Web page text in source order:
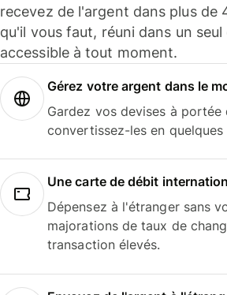
recevez de l'argent dans plus de
qu'il vous faut, réuni dans un
accessible à tout moment.
Gérez votre argent dans le
Gardez vos devises à portée
convertissez-les en quelques
Une carte de débit
Dépensez à l'étranger sans
majorations de taux de
transaction élevés.